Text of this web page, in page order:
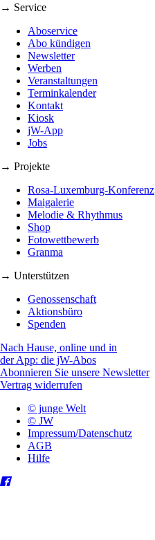
→ Service
Aboservice
Abo kündigen
Newsletter
Werben
Veranstaltungen
Terminkalender
Kontakt
Kiosk
jW-App
Jobs
→ Projekte
Rosa-Luxemburg-Konferenz
Maigalerie
Melodie & Rhythmus
Shop
Fotowettbewerb
Granma
→ Unterstützen
Genossenschaft
Aktionsbüro
Spenden
Nach Hause, online und in
der App: die jW-Abos
Abonnieren Sie unsere Newsletter
Vertrag widerrufen
© junge Welt
© JW
Impressum/Datenschutz
AGB
Hilfe